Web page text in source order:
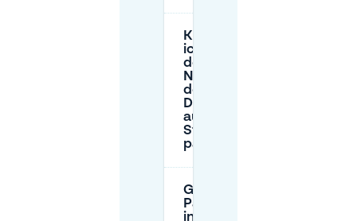
Kann
ich in
der
Nähe
des niu
Dairy
auf der
Straße
parken?
Gibt es kostenlose
Parkmöglichkeiten
in der Nähe des